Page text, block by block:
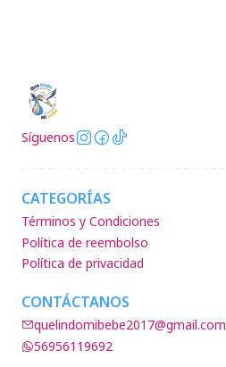
Síguenos
CATEGORÍAS
Términos y Condiciones
Política de reembolso
Política de privacidad
CONTÁCTANOS
quelindomibebe2017@gmail.com
56956119692